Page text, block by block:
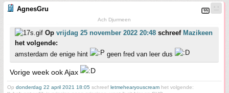
AgnesGru
Ach Djurmeen
Op vrijdag 25 november 2022 20:48 schreef Mazikeen
het volgende:
amsterdam de enige hint
geen fred van leer dus
Vorige week ook Ajax
Op donderdag 22 april 2021 18:05 schreef letmehearyouscream het volgende: